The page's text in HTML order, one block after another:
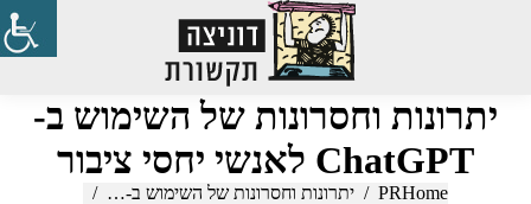
Search:
יתרונות וחסרונות של השימוש ב-
ChatGPT לאנשי יחסי ציבור
You are here:
Home
PR יתרונות וחסרונות של השימוש ב-…